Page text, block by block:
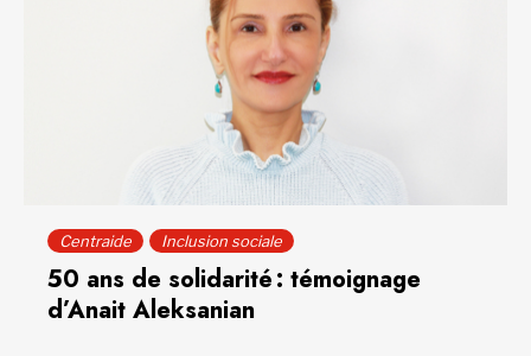
Centraide Inclusion sociale
50 ans de solidarité : témoignage
d’Anait Aleksanian